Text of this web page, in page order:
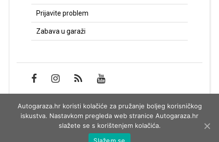
Prijavite problem
Zabava u garaži
Impressum
Autogaraza.hr koristi kolačiće za pružanje boljeg korisničkog
iskustva. Nastavkom pregleda web stranice Autogaraza.hr
slažete se s korištenjem kolačića.
Slažem se